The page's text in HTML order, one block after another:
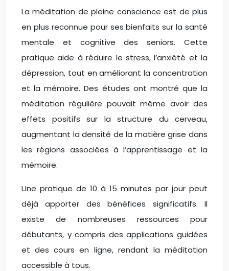
La méditation de pleine conscience est de plus
en plus reconnue pour ses bienfaits sur la santé
mentale et cognitive des seniors. Cette
pratique aide à réduire le stress, l’anxiété et la
dépression, tout en améliorant la concentration
et la mémoire. Des études ont montré que la
méditation régulière pouvait même avoir des
effets positifs sur la structure du cerveau,
augmentant la densité de la matière grise dans
les régions associées à l’apprentissage et la
mémoire.
Une pratique de 10 à 15 minutes par jour peut
déjà apporter des bénéfices significatifs. Il
existe de nombreuses ressources pour
débutants, y compris des applications guidées
et des cours en ligne, rendant la méditation
accessible à tous.